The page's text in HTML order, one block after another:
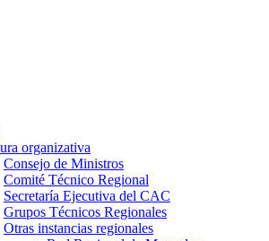
organizativa
Consejo de Ministros
Comité Técnico Regional
Secretaría Ejecutiva del CAC
Grupos Técnicos Regionales
Otras instancias regionales